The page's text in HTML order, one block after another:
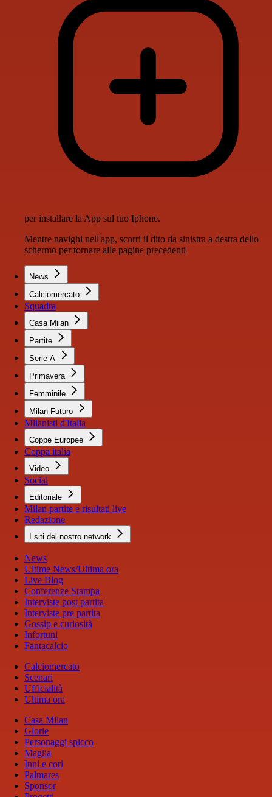
per installare la App sul tuo Iphone.
Mentre navighi nell'app, scorri il dito da sinistra a destra dello
schermo per tornare alle pagine precedenti
News
Calciomercato
Squadra
Casa Milan
Partite
Serie A
Primavera
Femminile
Milan Futuro
Milanisti d'Italia
Coppe Europee
Coppa italia
Video
Social
Editoriale
Milan partite e risultati live
Redazione
I siti del nostro network
News
Ultime News/Ultima ora
Live Blog
Conferenze Stampa
Interviste post partita
Interviste pre partita
Gossip e curiosità
Infortuni
Fantacalcio
Calciomercato
Scenari
Ufficialità
Ultima ora
Casa Milan
Glorie
Personaggi spicco
Maglia
Inni e cori
Palmares
Sponsor